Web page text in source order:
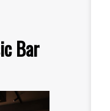
Bar